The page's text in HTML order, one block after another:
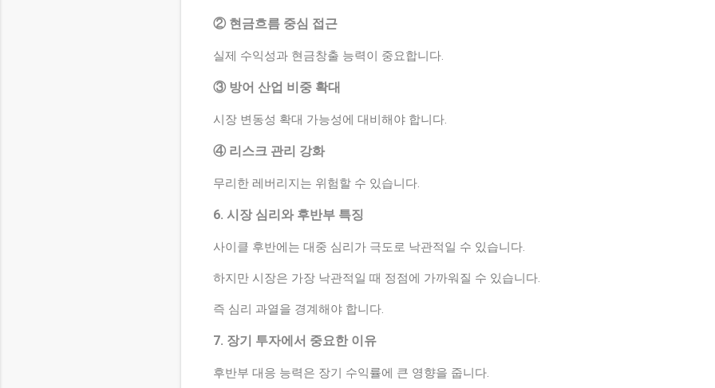
② 현금흐름 중심 접근
실제 수익성과 현금창출 능력이 중요합니다.
③ 방어 산업 비중 확대
시장 변동성 확대 가능성에 대비해야 합니다.
④ 리스크 관리 강화
무리한 레버리지는 위험할 수 있습니다.
6. 시장 심리와 후반부 특징
사이클 후반에는 대중 심리가 극도로 낙관적일 수 있습니다.
하지만 시장은 가장 낙관적일 때 정점에 가까워질 수 있습니다.
즉 심리 과열을 경계해야 합니다.
7. 장기 투자에서 중요한 이유
후반부 대응 능력은 장기 수익률에 큰 영향을 줍니다.